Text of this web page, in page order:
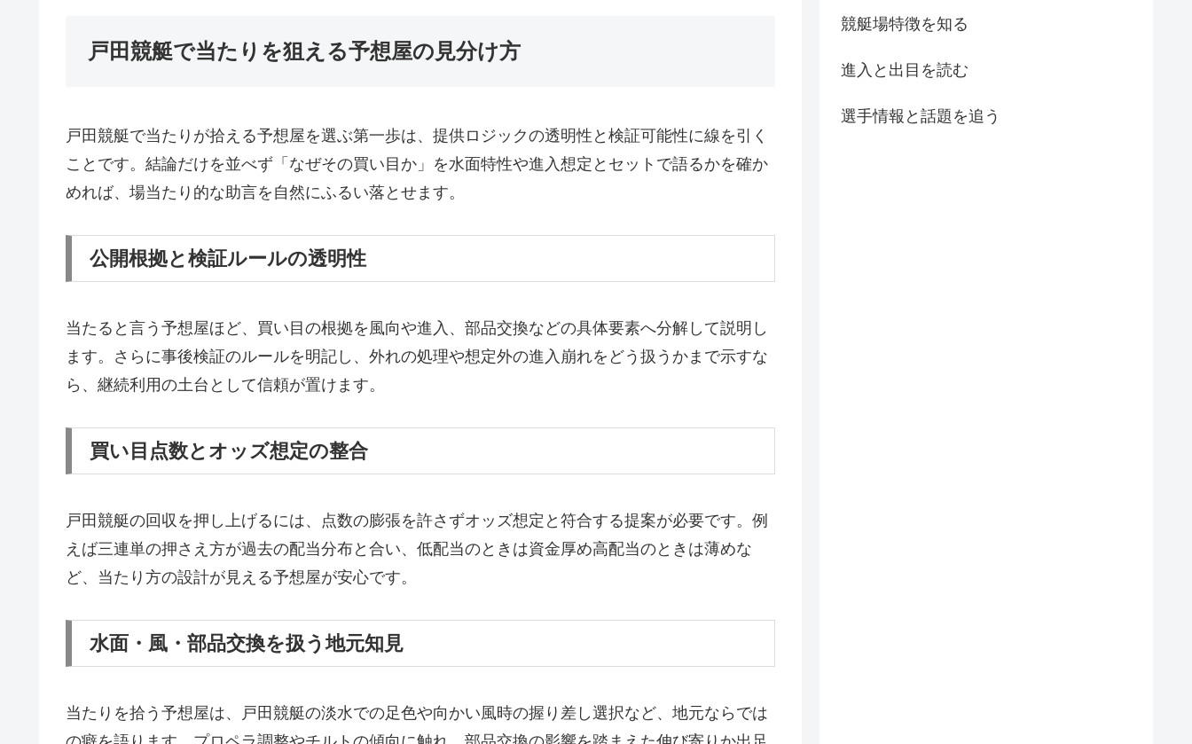
戸田競艇で当たりを狙える予想屋の見分け方
戸田競艇で当たりが拾える予想屋を選ぶ第一歩は、提供ロジックの透明性と検証可能性に線を引く
ことです。結論だけを並べず「なぜその買い目か」を水面特性や進入想定とセットで語るかを確か
めれば、場当たり的な助言を自然にふるい落とせます。
公開根拠と検証ルールの透明性
当たると言う予想屋ほど、買い目の根拠を風向や進入、部品交換などの具体要素へ分解して説明し
ます。さらに事後検証のルールを明記し、外れの処理や想定外の進入崩れをどう扱うかまで示すな
ら、継続利用の土台として信頼が置けます。
買い目点数とオッズ想定の整合
戸田競艇の回収を押し上げるには、点数の膨張を許さずオッズ想定と符合する提案が必要です。例
えば三連単の押さえ方が過去の配当分布と合い、低配当のときは資金厚め高配当のときは薄めな
ど、当たり方の設計が見える予想屋が安心です。
水面・風・部品交換を扱う地元知見
当たりを拾う予想屋は、戸田競艇の淡水での足色や向かい風時の握り差し選択など、地元ならでは
競艇場特徴を知る
進入と出目を読む
選手情報と話題を追う